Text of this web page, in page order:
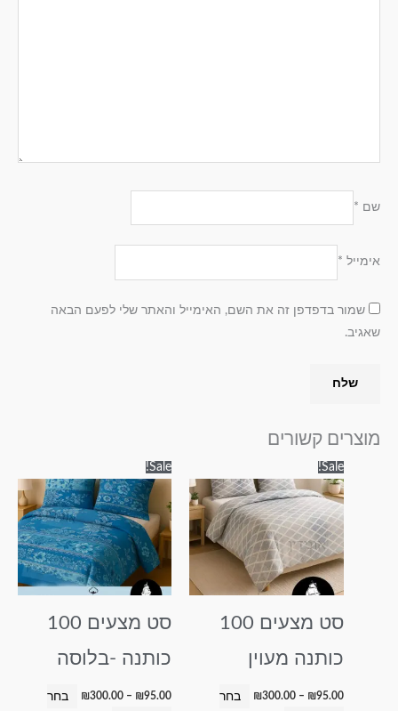
שם *
אימייל *
שמור בדפדפן זה את השם, האימייל והאתר שלי לפעם הבאה
שאגיב.
מוצרים קשורים
Sale!
סט מצעים 100
כותנה מעוין
₪95.00
–
₪300.00
מחירים:
⁦₪95.00⁩
עד
⁦₪300.00⁩
בחר
זה
יש
מספר
סוגים.
ניתן
את
בעמוד
המוצר
Sale!
סט מצעים 100
כותנה -בלוסה
₪95.00
–
₪300.00
מחירים:
⁦₪95.00⁩
עד
⁦₪300.00⁩
בחר
זה
יש
מספר
סוגים.
ניתן
את
בעמוד
המוצר